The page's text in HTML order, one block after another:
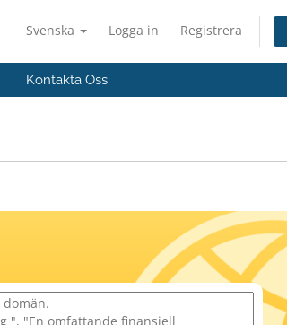
Svenska Logga in Registrera
Kontakta Oss